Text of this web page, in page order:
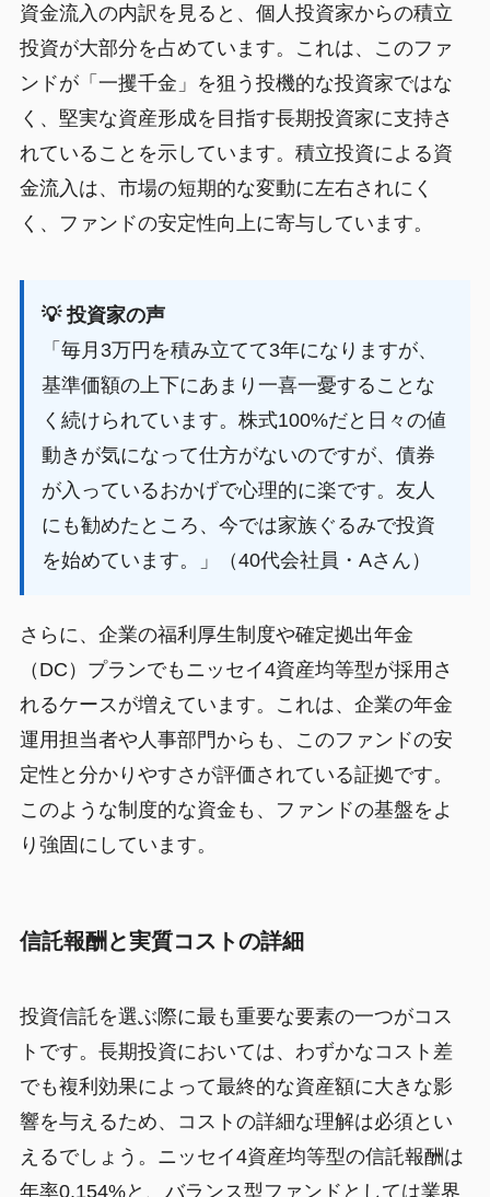
資金流入の内訳を見ると、個人投資家からの積立
投資が大部分を占めています。これは、このファ
ンドが「一攫千金」を狙う投機的な投資家ではな
く、堅実な資産形成を目指す長期投資家に支持さ
れていることを示しています。積立投資による資
金流入は、市場の短期的な変動に左右されにく
く、ファンドの安定性向上に寄与しています。
💡 投資家の声
「毎月3万円を積み立てて3年になりますが、
基準価額の上下にあまり一喜一憂することな
く続けられています。株式100%だと日々の値
動きが気になって仕方がないのですが、債券
が入っているおかげで心理的に楽です。友人
にも勧めたところ、今では家族ぐるみで投資
を始めています。」（40代会社員・Aさん）
さらに、企業の福利厚生制度や確定拠出年金
（DC）プランでもニッセイ4資産均等型が採用さ
れるケースが増えています。これは、企業の年金
運用担当者や人事部門からも、このファンドの安
定性と分かりやすさが評価されている証拠です。
このような制度的な資金も、ファンドの基盤をよ
り強固にしています。
信託報酬と実質コストの詳細
投資信託を選ぶ際に最も重要な要素の一つがコス
トです。長期投資においては、わずかなコスト差
でも複利効果によって最終的な資産額に大きな影
響を与えるため、コストの詳細な理解は必須とい
えるでしょう。ニッセイ4資産均等型の信託報酬は
年率0.154%と、バランス型ファンドとしては業界